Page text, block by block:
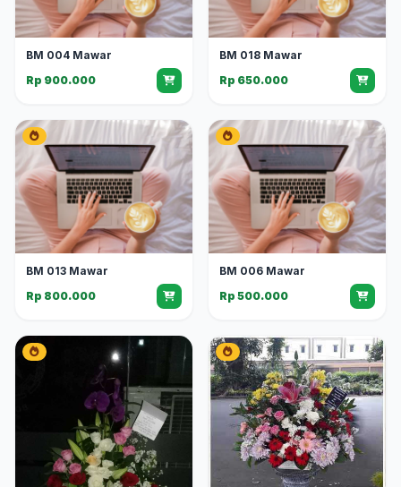
BM 004 Mawar
Rp 900.000
BM 018 Mawar
Rp 650.000
BM 013 Mawar
Rp 800.000
BM 006 Mawar
Rp 500.000